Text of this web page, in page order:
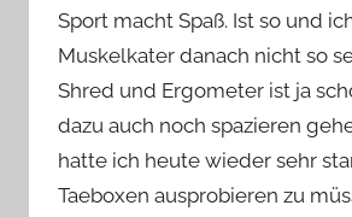
vieles
mehr
n
Y
v
o
n
n
Sport macht Spaß. Ist so und
Muskelkater danach nicht so
Shred und Ergometer ist ja
dazu auch noch spazieren
hatte ich heute wieder sehr
Taeboxen ausprobieren zu